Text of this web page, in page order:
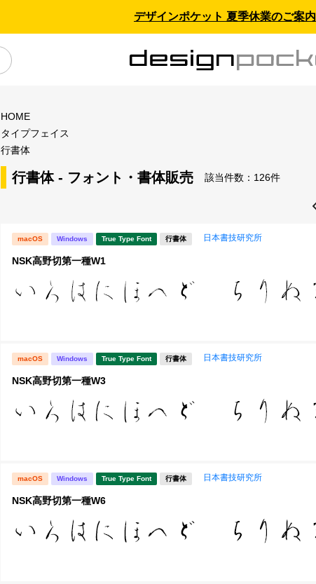
デザインポケット 夏季休業のご案内
HOME
タイプフェイス
行書体
行書体 - フォント・書体販売 該当件数： 126件
macOS Windows True Type Font 行書体 日本書技研究所
NSK高野切第一種W1
macOS Windows True Type Font 行書体 日本書技研究所
NSK高野切第一種W3
macOS Windows True Type Font 行書体 日本書技研究所
NSK高野切第一種W6